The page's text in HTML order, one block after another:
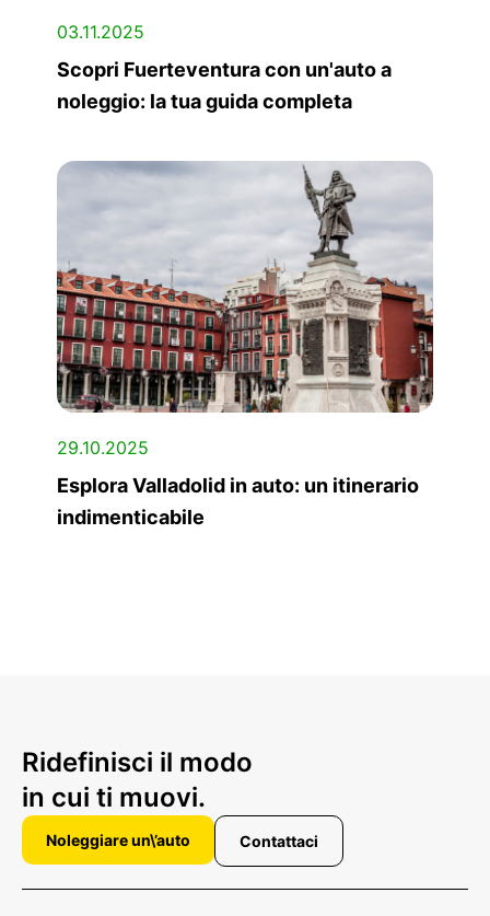
03.11.2025
Scopri Fuerteventura con un'auto a
noleggio: la tua guida completa
29.10.2025
Esplora Valladolid in auto: un itinerario
indimenticabile
Ridefinisci il modo
in cui ti muovi.
Noleggiare un\’auto Contattaci